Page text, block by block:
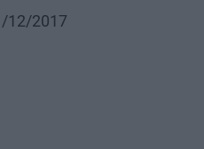
12/2017